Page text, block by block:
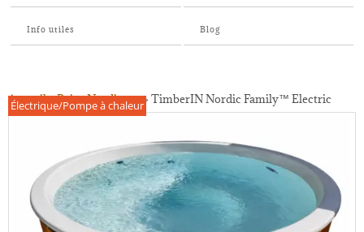
Info utiles Blog
Accueil»Bains Nordiques» TimberIN Nordic Family™ Electric
Électrique/Pompe à chaleur